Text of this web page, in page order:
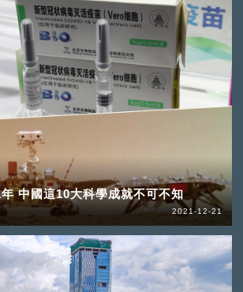
中國這10大科學成就不可不知
2021-12-21